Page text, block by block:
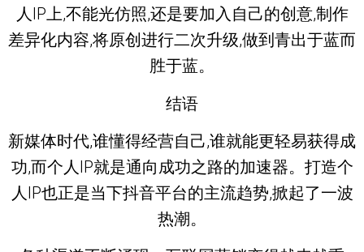
人IP上,不能光仿照,还是要加入自己的创意,制作
差异化内容,将原创进行二次升级,做到青出于蓝而
胜于蓝。
结语
新媒体时代,谁懂得经营自己,谁就能更轻易获得成
功,而个人IP就是通向成功之路的加速器。打造个
人IP也正是当下抖音平台的主流趋势,掀起了一波
热潮。